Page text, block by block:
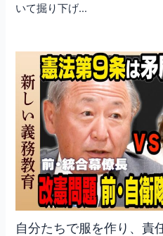
いて掘り下げ…
自分たちで服を作り、責